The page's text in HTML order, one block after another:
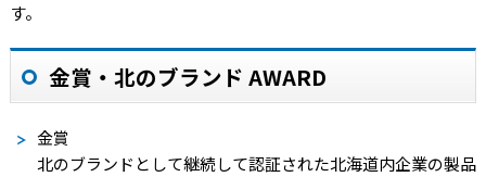
す。
金賞・北のブランド AWARD
金賞
北のブランドとして継続して認証された北海道内企業の製品